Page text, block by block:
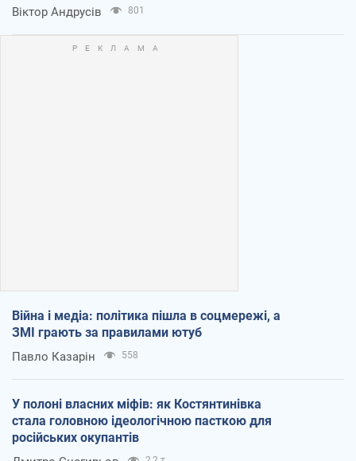
Віктор Андрусів 801
Війна і медіа: політика пішла в соцмережі, а
ЗМІ грають за правилами ютуб
Павло Казарін 558
У полоні власних міфів: як Костянтинівка
стала головною ідеологічною пасткою для
російських окупантів